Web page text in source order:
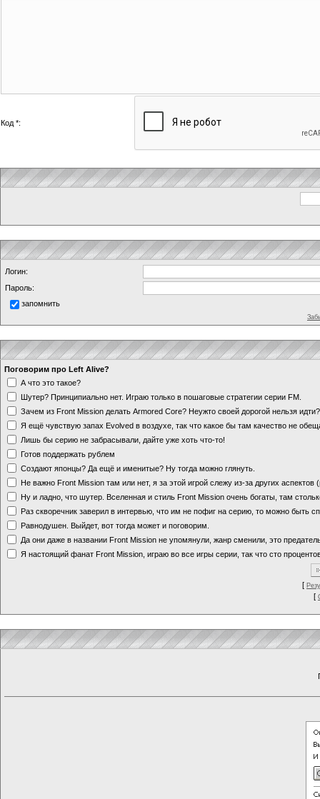
Код *:
Логин:
Пароль:
запомнить
Поговорим про Left Alive?
А что это такое?
Шутер? Принципиально нет. Играю только в пошаговые стратегии серии FM.
Зачем из Front Mission делать Armored Core? Неужто своей дорогой нельзя
Я ещё чувствую запах Evolved в воздухе, так что какое бы там качество не
Лишь бы серию не забрасывали, дайте уже хоть что-то!
Готов поддержать рублем
Создают японцы? Да ещё и именитые? Ну тогда можно глянуть.
Не важно Front Mission там или нет, я за этой игрой слежу из-за других аспектов
Ну и ладно, что шутер. Вселенная и стиль Front Mission очень богаты, там
Раз скворечник заверил в интервью, что им не пофиг на серию, то можно быть
Равнодушен. Выйдет, вот тогда может и поговорим.
Да они даже в названии Front Mission не упомянули, жанр сменили, это
Я настоящий фанат Front Mission, играю во все игры серии, так что сто
[
[